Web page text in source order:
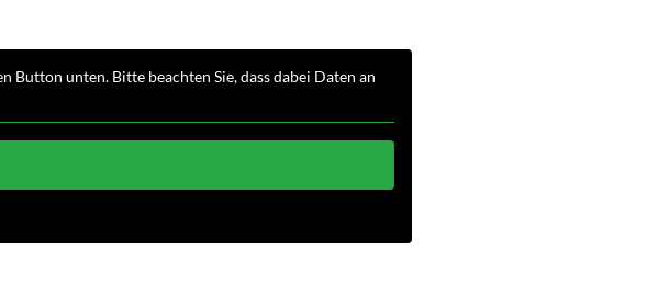
Button unten. Bitte beachten Sie, dass dabei Daten an